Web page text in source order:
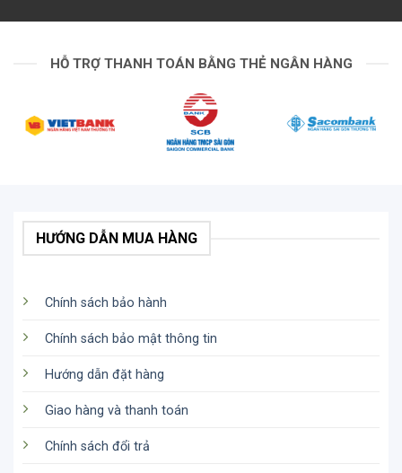
HỖ TRỢ THANH TOÁN BẰNG THẺ NGÂN HÀNG
HƯỚNG DẪN MUA HÀNG
Chính sách bảo hành
Chính sách bảo mật thông tin
Hướng dẫn đặt hàng
Giao hàng và thanh toán
Chính sách đổi trả